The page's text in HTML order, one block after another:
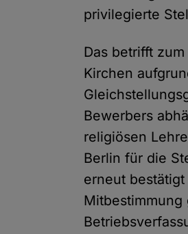
privilegierte
Das betrifft
Kirchen
Bewerbers
religiösen
Berlin für die
erneut